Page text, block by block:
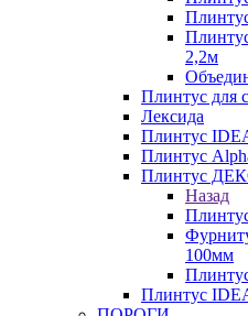
2,2м
Плинтус для
Лексида
Плинтус
Плинтус
Плинтус
Назад
100мм
Плинтус